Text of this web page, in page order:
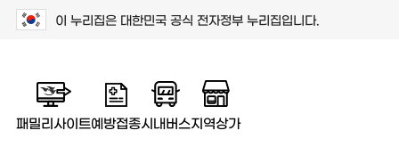
이 누리집은 대한민국 공식 전자정부 누리집입니다.
패밀리사이트예방접종시내버스지역상가